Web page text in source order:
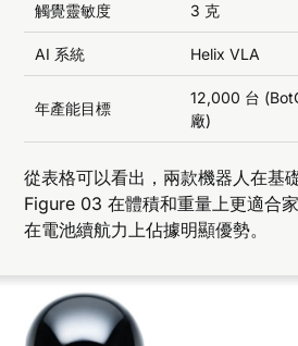
觸覺靈敏度 3 克
AI 系統 Helix VLA
年產能目標
12,000 台
廠)
從表格可以看出，兩款機器人在基
Figure 03 在體積和重量上更適合
在電池續航力上佔據明顯優勢。